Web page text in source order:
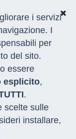
Sicilia,
i servizi
I
per
del sito.
essere
esplicito,
.
scelte sulle
installare,